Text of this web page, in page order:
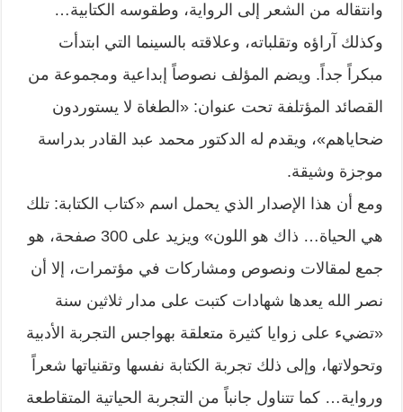
وانتقاله من الشعر إلى الرواية، وطقوسه الكتابية…
وكذلك آراؤه وتقلباته، وعلاقته بالسينما التي ابتدأت
مبكراً جداً. ويضم المؤلف نصوصاً إبداعية ومجموعة من
القصائد المؤتلفة تحت عنوان: «الطغاة لا يستوردون
ضحاياهم»، ويقدم له الدكتور محمد عبد القادر بدراسة
موجزة وشيقة.
ومع أن هذا الإصدار الذي يحمل اسم «كتاب الكتابة: تلك
هي الحياة… ذاك هو اللون» ويزيد على 300 صفحة، هو
جمع لمقالات ونصوص ومشاركات في مؤتمرات، إلا أن
نصر الله يعدها شهادات كتبت على مدار ثلاثين سنة
«تضيء على زوايا كثيرة متعلقة بهواجس التجربة الأدبية
وتحولاتها، وإلى ذلك تجربة الكتابة نفسها وتقنياتها شعراً
ورواية… كما تتناول جانباً من التجربة الحياتية المتقاطعة